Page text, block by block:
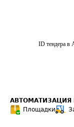
ID тендера в
АВТОМАТИЗАЦИЯ
Площадки